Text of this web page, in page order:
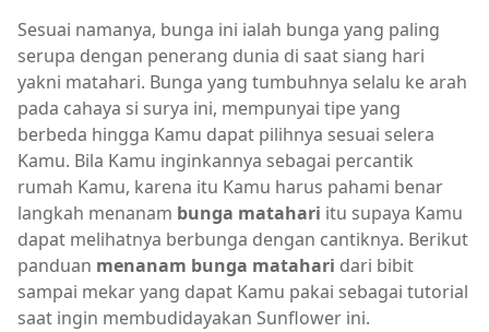
Sesuai namanya, bunga ini ialah bunga yang paling
serupa dengan penerang dunia di saat siang hari
yakni matahari. Bunga yang tumbuhnya selalu ke arah
pada cahaya si surya ini, mempunyai tipe yang
berbeda hingga Kamu dapat pilihnya sesuai selera
Kamu. Bila Kamu inginkannya sebagai percantik
rumah Kamu, karena itu Kamu harus pahami benar
langkah menanam bunga matahari itu supaya Kamu
dapat melihatnya berbunga dengan cantiknya. Berikut
panduan menanam bunga matahari dari bibit
sampai mekar yang dapat Kamu pakai sebagai tutorial
saat ingin membudidayakan Sunflower ini.